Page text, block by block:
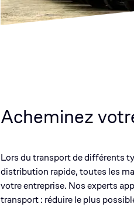
Acheminez
Lors du transport de différents
distribution rapide, toutes les
votre entreprise. Nos experts
transport : réduire le plus